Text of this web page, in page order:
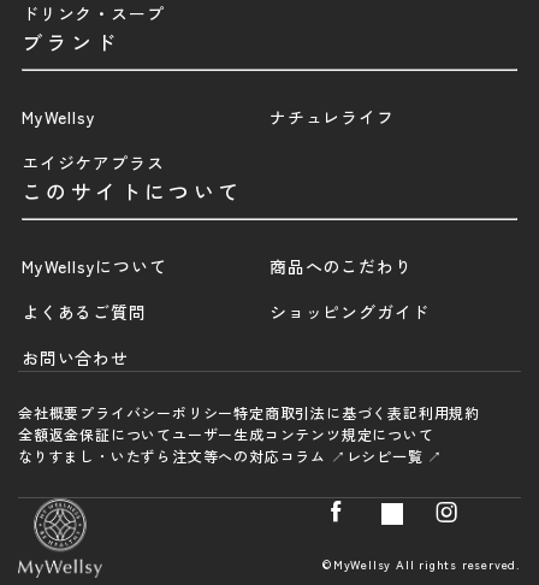
ドリンク・スープ
ブランド
MyWellsy
ナチュレライフ
エイジケアプラス
このサイトについて
MyWellsyについて
商品へのこだわり
よくあるご質問
ショッピングガイド
お問い合わせ
会社概要プライバシーポリシー特定商取引法に基づく表記利用規約
全額返金保証についてユーザー生成コンテンツ規定について
なりすまし・いたずら注文等への対応 コラム ↗ レシピ一覧 ↗
©MyWellsy All rights reserved.